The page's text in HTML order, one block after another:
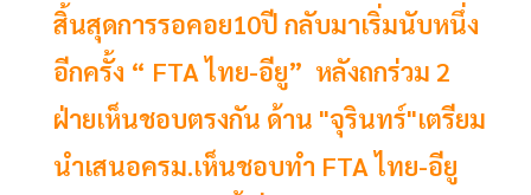
สิ้นสุดการรอคอย10ปี กลับมาเริ่มนับหนึ่ง
อีกครั้ง “ FTA ไทย-อียู” หลังถกร่วม 2
ฝ่ายเห็นชอบตรงกัน ด้าน "จุรินทร์"เตรียม
นำเสนอครม.เห็นชอบทำ FTA ไทย-อียู